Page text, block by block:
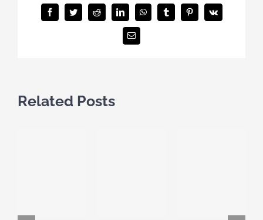
FacebookTwitterReddit LinkedInWhatsAppTumblrPinterest
Vk
Email
Related Posts